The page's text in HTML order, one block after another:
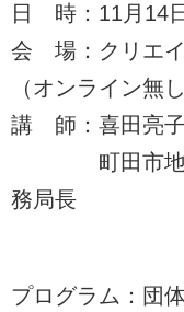
日 時：11月14
会 場：クリエ
（オンライン無し
講 師：喜田亮
町田市地域
務局長
プログラム：団